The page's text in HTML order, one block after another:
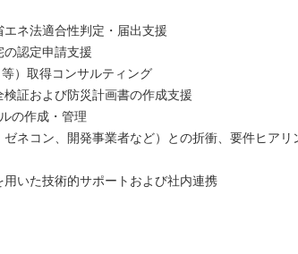
エネ法適合性判定・届出支援
の認定申請支援
）取得コンサルティング
検証および防災計画書の作成支援
の作成・管理
ゼネコン、開発事業者など）との折衝、要件ヒアリ
用いた技術的サポートおよび社内連携